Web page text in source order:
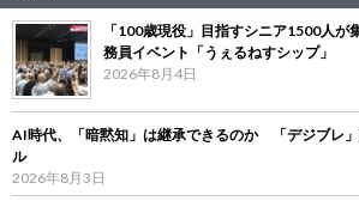
「100歳現役」目指すシニア1500人
務員イベント「うぇるねすシップ」
2026年8月4日
AI時代、「暗黙知」は継承できるのか 「デジブレ
ル
2026年8月3日